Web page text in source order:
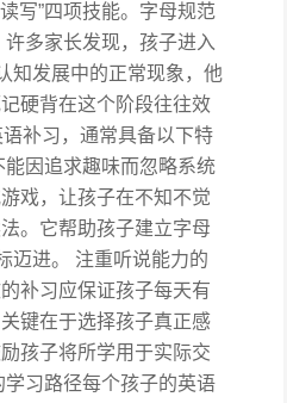
写”四项技能。字母规范
多家长发现，孩子进入
知发展中的正常现象，他
硬背在这个阶段往往效
补习，通常具备以下特
因追求趣味而忽略系统
戏，让孩子在不知不觉
。它帮助孩子建立字母
迈进。 注重听说能力的
补习应保证孩子每天有
键在于选择孩子真正感
孩子将所学用于实际交
习路径每个孩子的英语